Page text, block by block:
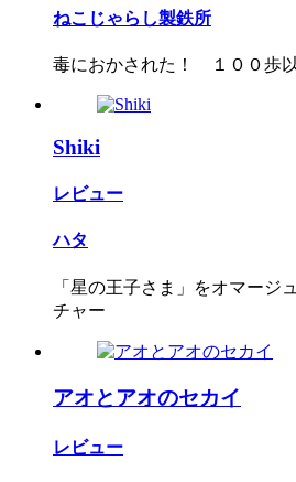
ねこじゃらし製鉄所
毒におかされた！ １００歩
Shiki
レビュー
ハタ
「星の王子さま」をオマージ
チャー
アオとアオのセカイ
レビュー